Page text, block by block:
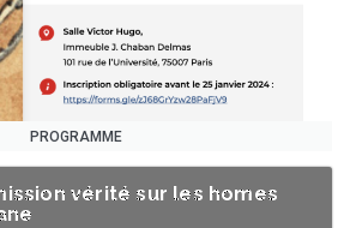
PROGRAMME
vérité sur les homes